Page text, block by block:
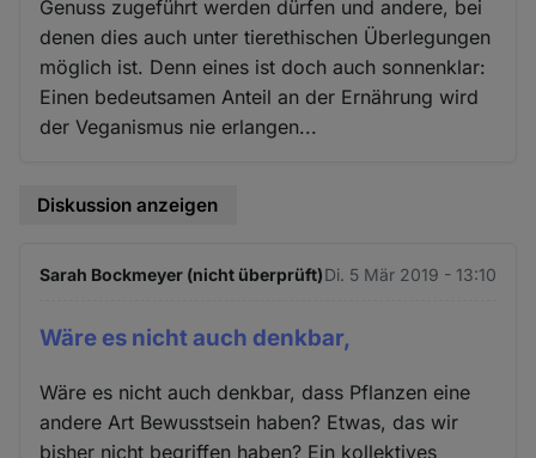
Genuss zugeführt werden dürfen und andere, bei
denen dies auch unter tierethischen Überlegungen
möglich ist. Denn eines ist doch auch sonnenklar:
Einen bedeutsamen Anteil an der Ernährung wird
der Veganismus nie erlangen...
Diskussion anzeigen
Sarah Bockmeyer (nicht überprüft)Di. 5 Mär 2019 - 13:10
Wäre es nicht auch denkbar,
Wäre es nicht auch denkbar, dass Pflanzen eine
andere Art Bewusstsein haben? Etwas, das wir
bisher nicht begriffen haben? Ein kollektives